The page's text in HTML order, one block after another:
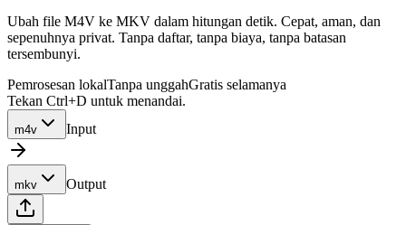
Ubah file M4V ke MKV dalam hitungan detik. Cepat, aman, dan
sepenuhnya privat. Tanpa daftar, tanpa biaya, tanpa batasan
tersembunyi.
Pemrosesan lokalTanpa unggahGratis selamanya
Tekan Ctrl+D untuk menandai.
m4v Input
mkv Output